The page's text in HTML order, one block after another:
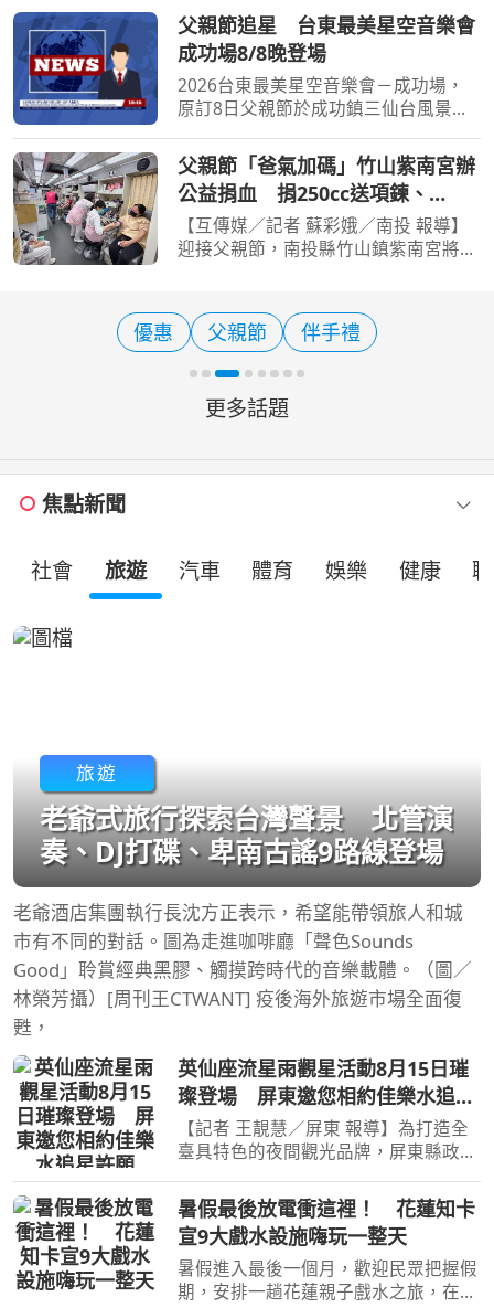
將到來，為感謝全天下父親的辛勞，今
年《台中通TCPASS》攜手多家在地優
質特約店家，推出餐飲、伴
父親節追星 台東最美星空音樂會
成功場8/8晚登場
2026台東最美星空音樂會－成功場，
原訂8日父親節於成功鎮三仙台風景區
地改至成功海濱公園；由金曲歌王(亂)
彈阿翔、守夜人領銜演出。台東觀光發
展處觀光遊憩科長郭玉蘭
父親節「爸氣加碼」竹山紫南宮辦
公益捐血 捐250cc送項鍊、
500cc送馬年套幣
【互傳媒／記者 蘇彩娥／南投 報導】
迎接父親節，南投縣竹山鎮紫南宮將於
同時，也將愛心化為實際行動，挽起衣
袖捐出熱血，幫助臨床
優惠 父親節 伴手禮
更多話題
焦點新聞
社會 旅遊 汽車 體育 娛樂 健康
旅遊
老爺式旅行探索台灣聲景 北管演
奏、DJ打碟、卑南古謠9路線登場
老爺酒店集團執行長沈方正表示，希望能帶領旅人和城
市有不同的對話。圖為走進咖啡廳「聲色Sounds
Good」聆賞經典黑膠、觸摸跨時代的音樂載體。（圖／
林榮芳攝）[周刊王CTWANT] 疫後海外旅遊市場全面復
甦，
英仙座流星雨觀星活動8月15日璀
璨登場 屏東邀您相約佳樂水追星
許願
【記者 王靚慧／屏東 報導】為打造全
臺具特色的夜間觀光品牌，屏東縣政府
動，今年更結合年度最受矚目的英仙座
流星雨，邀請國內外旅客於8月15日來
到滿州鄉佳樂水風景區一
暑假最後放電衝這裡！ 花蓮知卡
宣9大戲水設施嗨玩一整天
暑假進入最後一個月，歡迎民眾把握假
期，安排一趟花蓮親子戲水之旅，在知